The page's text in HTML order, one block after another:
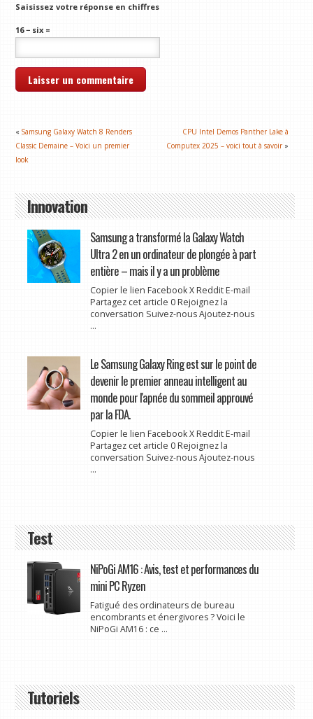
Saisissez votre réponse en chiffres
16 − six =
«Samsung Galaxy Watch 8 Renders
Classic Demaine – Voici un premier
look
CPU Intel Demos Panther Lake à
Computex 2025 – voici tout à savoir »
Innovation
Samsung a transformé la Galaxy Watch
Ultra 2 en un ordinateur de plongée à part
entière – mais il y a un problème
Copier le lien Facebook X Reddit E-mail
Partagez cet article 0 Rejoignez la
conversation Suivez-nous Ajoutez-nous
...
Le Samsung Galaxy Ring est sur le point de
devenir le premier anneau intelligent au
monde pour l'apnée du sommeil approuvé
par la FDA.
Copier le lien Facebook X Reddit E-mail
Partagez cet article 0 Rejoignez la
conversation Suivez-nous Ajoutez-nous
...
Test
NiPoGi AM16 : Avis, test et performances du
mini PC Ryzen
Fatigué des ordinateurs de bureau
encombrants et énergivores ? Voici le
NiPoGi AM16 : ce ...
Tutoriels